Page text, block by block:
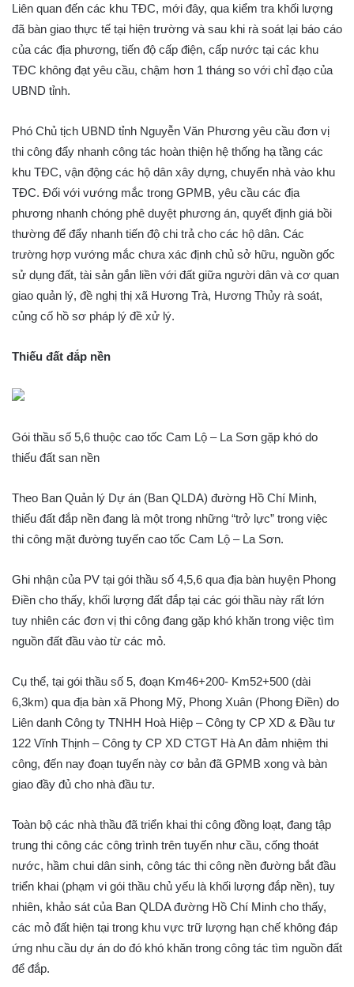
Liên quan đến các khu TĐC, mới đây, qua kiểm tra khối lượng
đã bàn giao thực tế tại hiện trường và sau khi rà soát lại báo cáo
của các địa phương, tiến độ cấp điện, cấp nước tại các khu
TĐC không đạt yêu cầu, chậm hơn 1 tháng so với chỉ đạo của
UBND tỉnh.
Phó Chủ tịch UBND tỉnh Nguyễn Văn Phương yêu cầu đơn vị
thi công đẩy nhanh công tác hoàn thiện hệ thống hạ tầng các
khu TĐC, vận động các hộ dân xây dựng, chuyển nhà vào khu
TĐC. Đối với vướng mắc trong GPMB, yêu cầu các địa
phương nhanh chóng phê duyệt phương án, quyết định giá bồi
thường để đẩy nhanh tiến độ chi trả cho các hộ dân. Các
trường hợp vướng mắc chưa xác định chủ sở hữu, nguồn gốc
sử dụng đất, tài sản gắn liền với đất giữa người dân và cơ quan
giao quản lý, đề nghị thị xã Hương Trà, Hương Thủy rà soát,
củng cố hồ sơ pháp lý đề xử lý.
Thiếu đất đắp nền
Gói thầu số 5,6 thuộc cao tốc Cam Lộ – La Sơn gặp khó do
thiếu đất san nền
Theo Ban Quản lý Dự án (Ban QLDA) đường Hồ Chí Minh,
thiếu đất đắp nền đang là một trong những “trở lực” trong việc
thi công mặt đường tuyến cao tốc Cam Lộ – La Sơn.
Ghi nhận của PV tại gói thầu số 4,5,6 qua địa bàn huyện Phong
Điền cho thấy, khối lượng đất đắp tại các gói thầu này rất lớn
tuy nhiên các đơn vị thi công đang gặp khó khăn trong việc tìm
nguồn đất đầu vào từ các mỏ.
Cụ thể, tại gói thầu số 5, đoạn Km46+200- Km52+500 (dài
6,3km) qua địa bàn xã Phong Mỹ, Phong Xuân (Phong Điền) do
Liên danh Công ty TNHH Hoà Hiệp – Công ty CP XD & Đầu tư
122 Vĩnh Thịnh – Công ty CP XD CTGT Hà An đảm nhiệm thi
công, đến nay đoạn tuyến này cơ bản đã GPMB xong và bàn
giao đầy đủ cho nhà đầu tư.
Toàn bộ các nhà thầu đã triển khai thi công đồng loạt, đang tập
trung thi công các công trình trên tuyến như cầu, cống thoát
nước, hầm chui dân sinh, công tác thi công nền đường bắt đầu
triển khai (phạm vi gói thầu chủ yếu là khối lượng đắp nền), tuy
nhiên, khảo sát của Ban QLDA đường Hồ Chí Minh cho thấy,
các mỏ đất hiện tại trong khu vực trữ lượng hạn chế không đáp
ứng nhu cầu dự án do đó khó khăn trong công tác tìm nguồn đất
để đắp.